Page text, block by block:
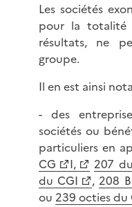
Les sociétés
pour la
résultats, ne
groupe.
Il en est ainsi
- des
sociétés ou
particuliers en
CG
I, 207
du CGI
, 208
ou 239 octies du